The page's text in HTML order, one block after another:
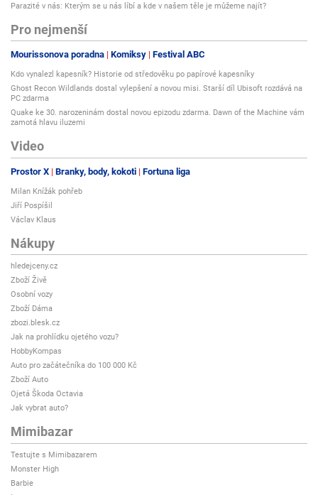
Parazité v nás: Kterým se u nás líbí a kde v našem těle je můžeme najít?
Pro nejmenší
Mourissonova poradna Komiksy Festival ABC
Kdo vynalezl kapesník? Historie od středověku po papírové kapesníky
Ghost Recon Wildlands dostal vylepšení a novou misi. Starší díl Ubisoft rozdává na
PC zdarma
Quake ke 30. narozeninám dostal novou epizodu zdarma. Dawn of the Machine vám
zamotá hlavu iluzemi
Video
Prostor X Branky, body, kokoti Fortuna liga
Milan Knížák pohřeb
Jiří Pospíšil
Václav Klaus
Nákupy
hledejceny.cz
Zboží Živě
Osobní vozy
Zboží Dáma
zbozi.blesk.cz
Jak na prohlídku ojetého vozu?
HobbyKompas
Auto pro začátečníka do 100 000 Kč
Zboží Auto
Ojetá Škoda Octavia
Jak vybrat auto?
Mimibazar
Testujte s Mimibazarem
Monster High
Barbie